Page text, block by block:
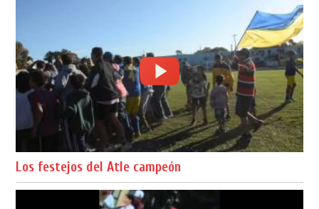
Los festejos del Atle campeón